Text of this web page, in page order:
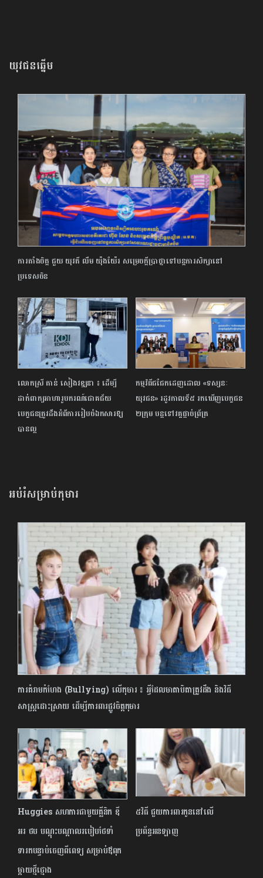
យុវជនឆ្នើម
ការតាំងចិត្ត ជួយ យុវតី លឹម យ៉ុងយ៉ែរ សម្រេចក្តីប្រាថ្នាទៅបន្ត​ការសិក្សា​នៅ​
ប្រទេសចិន
លោកស្រី តាន់ សៀងវឌ្ឍនា ៖ ដើម្បី
ដាក់ពាក្យអាហារូបករណ៍ជោគជ័យ
បេក្ខជនត្រូវដឹងអំពីការរៀបចំឯកសារឱ្យ
បានល្អ
កម្មវិធីជជែក​ដេញដោល «ទស្សនៈ
យុវជន» រដូវកាលទី៥ រកឃើញ​បេក្ខជន​
២ក្រុម បន្ត​ទៅ​វគ្គផ្តាច់ព្រ័ត្រ
អប់រំសម្រាប់កុមារ
ការគំរាមកំហែង (Bullying) លើកុមារ ៖ អ្វីដែលមាតាបិតាត្រូវដឹង និងវិធី
សាស្រ្តដោះស្រាយ ដើម្បីការពារផ្លូវចិត្តកុមារ
Huggies សហការជាមួយគ្លីនិក ឌី
អរ ថប បណ្តុះបណ្តាលរបៀបថែទាំ
ទារកបន្ទាប់ចេញពីពេទ្យ សម្រាប់ឪពុក
ម្តាយថ្មីថ្មោង
៥វិធី ជួយ​ការពារ​កូន​នៅលើ​
ប្រព័ន្ធអនឡាញ